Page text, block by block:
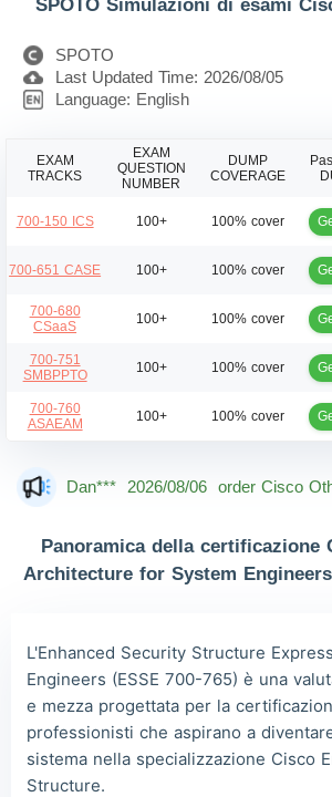
SPOTO Simulazioni di esami
SPOTO
Last Updated Time: 2026/08/05
Language: English
EXAM
TRACKS
EXAM
QUESTION
NUMBER
DUMP
COVERAGE
700-150 ICS 100+ 100% cover
700-651 CASE 100+ 100% cover
700-680
CSaaS
100+ 100% cover
700-751
SMBPPTO
100+ 100% cover
700-760
ASAEAM
100+ 100% cover
Dan*** 2026/08/06 order Cisco
Owe*** 2026/08/06 order Cisco
Lia*** 2026/08/06 order Cisco
Wil*** 2026/08/06 order Cisco
Luc*** 2026/08/06 order Cisco
Panoramica della certificazione
Architecture for System Engineers
L'Enhanced Security Structure
Engineers (ESSE 700-765) è una
e mezza progettata per la
professionisti che aspirano a
sistema nella specializzazione Cisco
Structure.